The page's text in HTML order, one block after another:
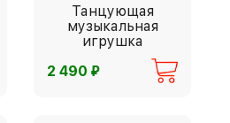
Танцующая
музыкальная
игрушка
Снегурочка
2 490⃏